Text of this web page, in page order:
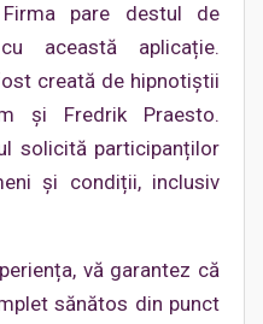
pare destul de
această aplicație.
creată de hipnotiștii
și Fredrik Praesto.
solicită participanților
și condiții, inclusiv
vă garantez că
sănătos din punct